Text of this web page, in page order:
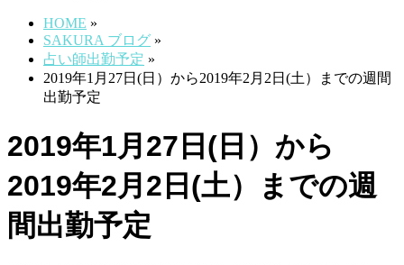
HOME »
SAKURA ブログ »
占い師出勤予定 »
2019年1月27日(日）から2019年2月2日(土）までの週間
出勤予定
2019年1月27日(日）から
2019年2月2日(土）までの週
間出勤予定